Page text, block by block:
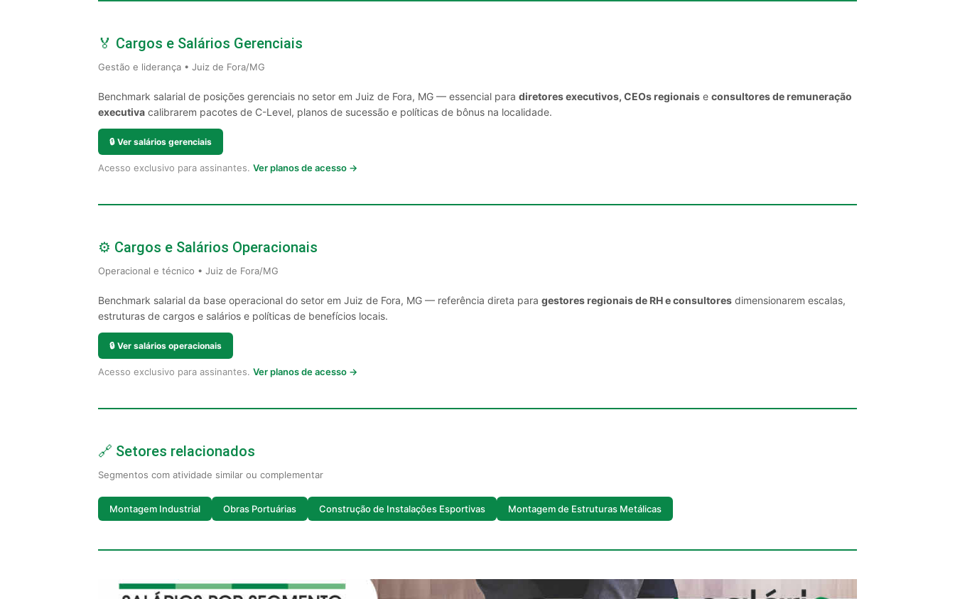
🏅 Cargos e Salários Gerenciais
Gestão e liderança • Juiz de Fora/MG
Benchmark salarial de posições gerenciais no setor em Juiz de Fora, MG — essencial para diretores executivos, CEOs regionais e consultores de remuneração
executiva calibrarem pacotes de C-Level, planos de sucessão e políticas de bônus na localidade.
🔒 Ver salários gerenciais
Acesso exclusivo para assinantes. Ver planos de acesso →
⚙️ Cargos e Salários Operacionais
Operacional e técnico • Juiz de Fora/MG
Benchmark salarial da base operacional do setor em Juiz de Fora, MG — referência direta para gestores regionais de RH e consultores dimensionarem escalas,
estruturas de cargos e salários e políticas de benefícios locais.
🔒 Ver salários operacionais
Acesso exclusivo para assinantes. Ver planos de acesso →
🔗 Setores relacionados
Segmentos com atividade similar ou complementar
Montagem Industrial Obras Portuárias Construção de Instalações Esportivas Montagem de Estruturas Metálicas